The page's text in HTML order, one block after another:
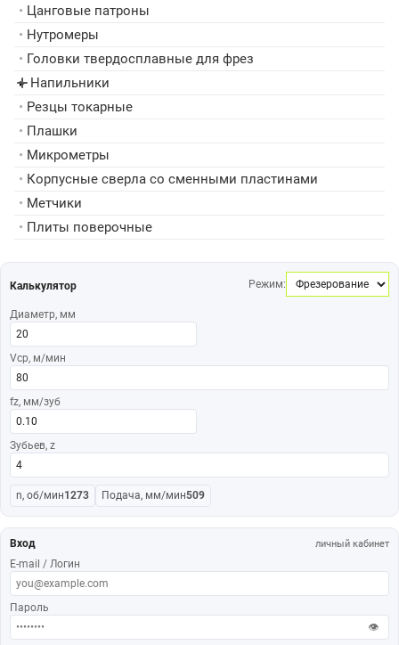
• Цанговые патроны
• Нутромеры
• Головки твердосплавные для фрез
▸ Напильники
• Резцы токарные
• Плашки
• Микрометры
• Корпусные сверла со сменными пластинами
• Метчики
• Плиты поверочные
Калькулятор Режим:
Диаметр, мм
Vср, м/мин
fz, мм/зуб
Зубьев, z
n, об/мин1273 Подача, мм/мин509
Вход личный кабинет
E-mail / Логин
Пароль
👁